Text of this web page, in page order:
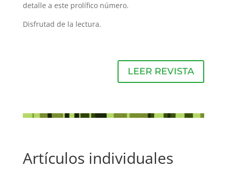
detalle a este prolífico número.
Disfrutad de la lectura.
LEER REVISTA
Artículos individuales